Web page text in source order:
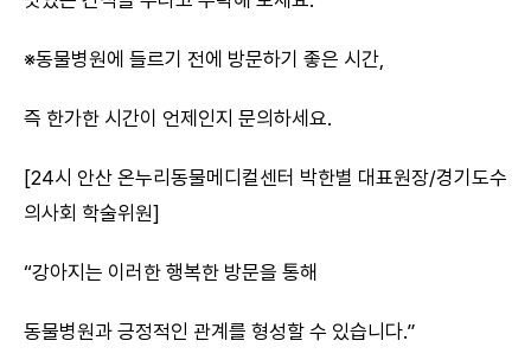
※동물병원에 들르기 전에 방문하기 좋은 시간,
즉 한가한 시간이 언제인지 문의하세요.
[24시 안산 온누리동물메디컬센터 박한별 대표원장/경기도수
의사회 학술위원]
“강아지는 이러한 행복한 방문을 통해
동물병원과 긍정적인 관계를 형성할 수 있습니다.”